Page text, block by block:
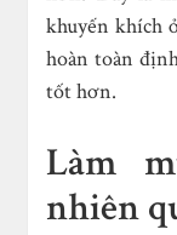
khuyến khích
hoàn toàn
tốt hơn.
Làm
nhiên